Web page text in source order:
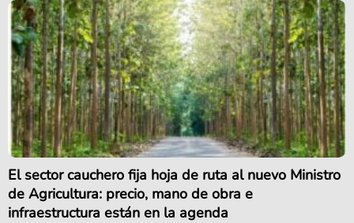
El sector cauchero fija hoja de ruta al nuevo Ministro
de Agricultura: precio, mano de obra e
infraestructura están en la agenda